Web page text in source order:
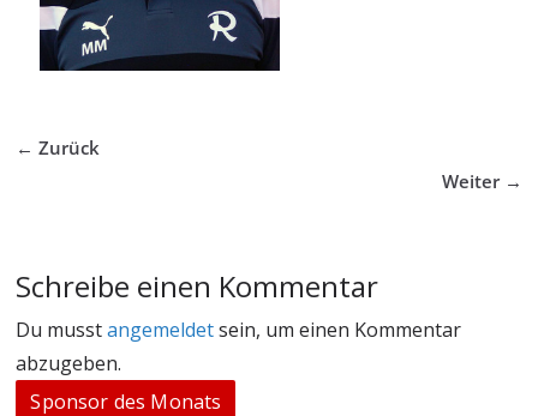
← Zurück
Weiter →
Schreibe einen Kommentar
Du musstangemeldetsein, um einen Kommentar
abzugeben.
Sponsor des Monats